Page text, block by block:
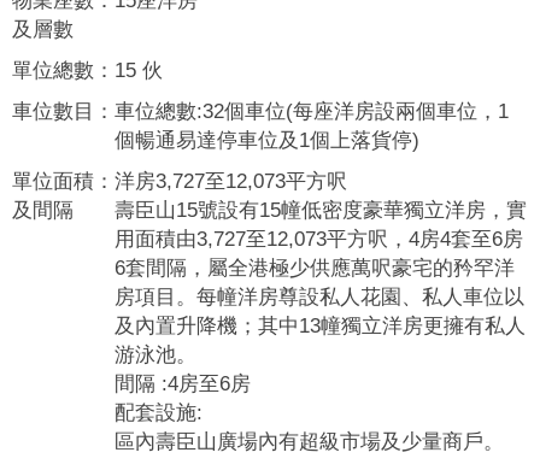
及層數
單位總數 ： 15 伙
車位數目 ： 車位總數:32個車位(每座洋房設兩個車位，1
個暢通易達停車位及1個上落貨停)
單位面積
及間隔
： 洋房3,727至12,073平方呎
壽臣山15號設有15幢低密度豪華獨立洋房，實
用面積由3,727至12,073平方呎，4房4套至6房
6套間隔，屬全港極少供應萬呎豪宅的矜罕洋
房項目。每幢洋房尊設私人花園、私人車位以
及內置升降機；其中13幢獨立洋房更擁有私人
游泳池。
間隔 :4房至6房
配套設施:
區內壽臣山廣場內有超級市場及少量商戶。